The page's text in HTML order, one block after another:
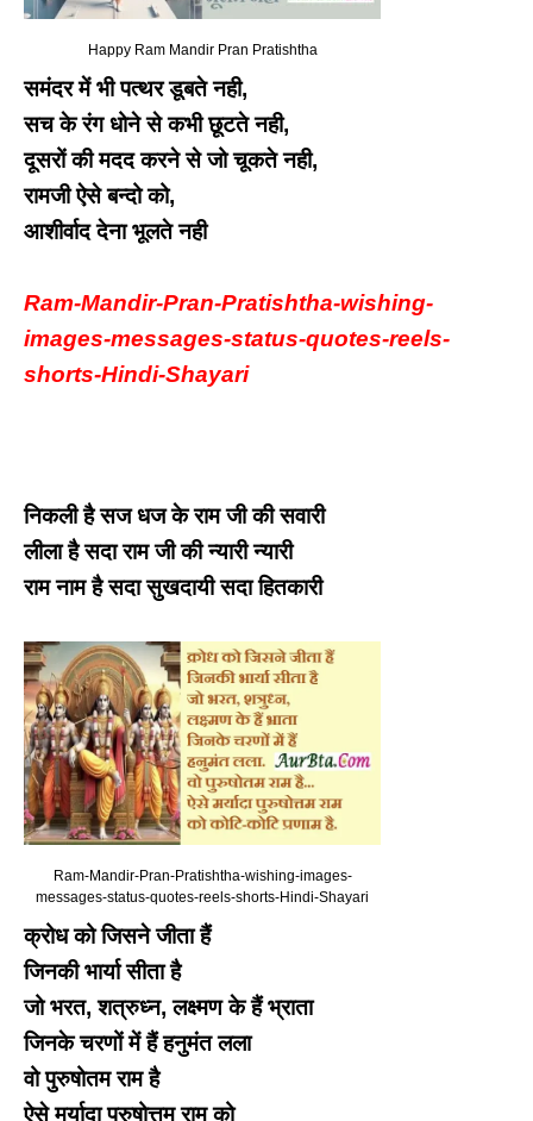
Happy Ram Mandir Pran Pratishtha
समंदर में भी पत्थर डूबते नही,
सच के रंग धोने से कभी छूटते नही,
दूसरों की मदद करने से जो चूकते नही,
रामजी ऐसे बन्दो को,
आशीर्वाद देना भूलते नही
Ram-Mandir-Pran-Pratishtha-wishing-
images-messages-status-quotes-reels-
shorts-Hindi-Shayari
निकली है सज धज के राम जी की सवारी
लीला है सदा राम जी की न्यारी न्यारी
राम नाम है सदा सुखदायी सदा हितकारी
Ram-Mandir-Pran-Pratishtha-wishing-images-
messages-status-quotes-reels-shorts-Hindi-Shayari
क्रोध को जिसने जीता हैं
जिनकी भार्या सीता है
जो भरत, शत्रुध्न, लक्ष्मण के हैं भ्राता
जिनके चरणों में हैं हनुमंत लला
वो पुरुषोतम राम है
ऐसे मर्यादा पुरुषोत्तम राम को